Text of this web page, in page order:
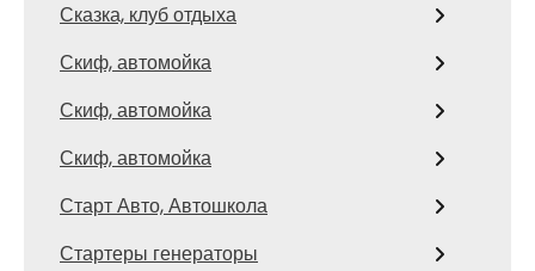
Сказка, клуб отдыха
Скиф, автомойка
Скиф, автомойка
Скиф, автомойка
Старт Авто, Автошкола
Стартеры генераторы